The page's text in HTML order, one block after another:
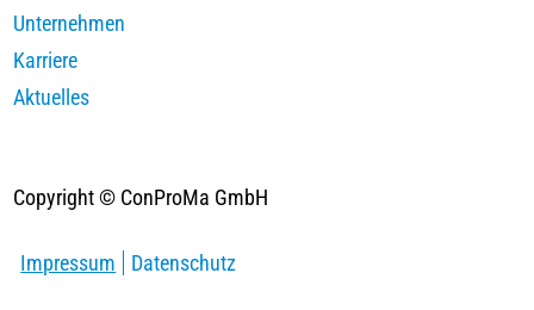
Unternehmen
Karriere
Aktuelles
Copyright © ConProMa GmbH
Impressum Datenschutz